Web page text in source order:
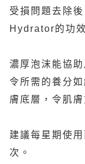
受損問題去除
Hydrator的功
濃厚泡沫能協
令所需的養分
膚底層，令肌膚
建議每星期使
次。